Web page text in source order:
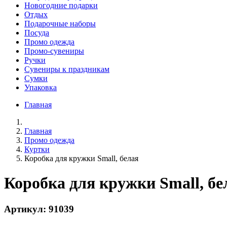
Новогодние подарки
Отдых
Подарочные наборы
Посуда
Промо одежда
Промо-сувениры
Ручки
Сувениры к праздникам
Сумки
Упаковка
Главная
Главная
Промо одежда
Куртки
Коробка для кружки Small, белая
Коробка для кружки Small,
Артикул: 91039